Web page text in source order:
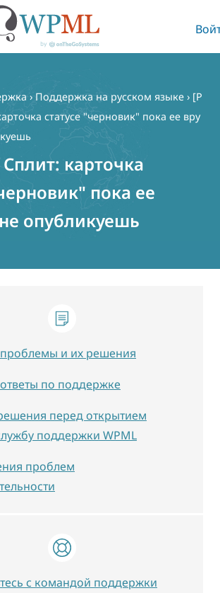
› Поддержка на русском языке › [Р
статусе "черновик" пока ее вру
карточка
пока ее
опубликуешь
и их решения
по поддержке
перед открытием
поддержки WPML
проблем
с командой поддержки